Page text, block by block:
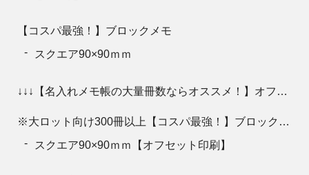
【コスパ最強！】ブロックメモ
スクエア90×90ｍｍ
↓↓↓【名入れメモ帳の大量冊数ならオススメ！】オフセット印刷↓↓↓■
※大ロット向け300冊以上【コスパ最強！】ブロックメモ
スクエア90×90ｍｍ【オフセット印刷】